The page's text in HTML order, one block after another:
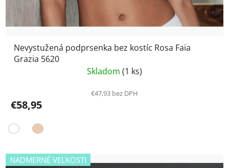
Nevystužená podprsenka bez kostíc Rosa Faia
Grazia 5620
Skladom (1 ks)
€47,93 bez DPH
€58,95
NADMERNÉ VEĽKOSTI